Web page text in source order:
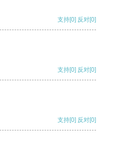
支持[0] 反对[0]
支持[0] 反对[0]
支持[0] 反对[0]